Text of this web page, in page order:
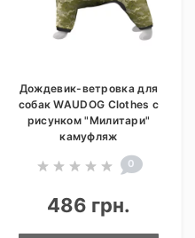
Дождевик-ветровка для
собак WAUDOG Clothes с
рисунком "Милитари"
камуфляж
0
486 грн.